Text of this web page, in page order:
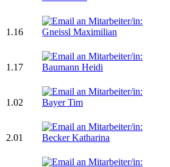
1.16
1.17
1.02
2.01